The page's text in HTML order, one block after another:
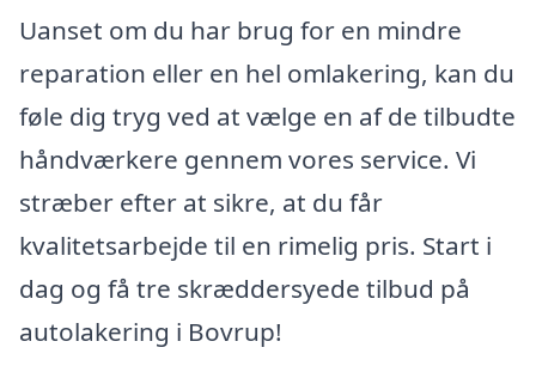
Uanset om du har brug for en mindre
reparation eller en hel omlakering, kan du
føle dig tryg ved at vælge en af de tilbudte
håndværkere gennem vores service. Vi
stræber efter at sikre, at du får
kvalitetsarbejde til en rimelig pris. Start i
dag og få tre skræddersyede tilbud på
autolakering i Bovrup!